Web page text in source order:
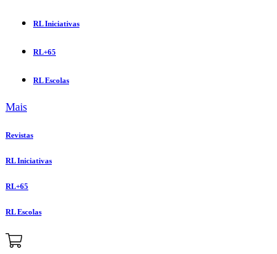
RL Iniciativas
RL+65
RL Escolas
Mais
Revistas
RL Iniciativas
RL+65
RL Escolas